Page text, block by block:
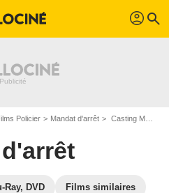
profil search
Policier Mandat d'arrêt Casting Mandat d'arrêt
Ray, DVD Films similaires